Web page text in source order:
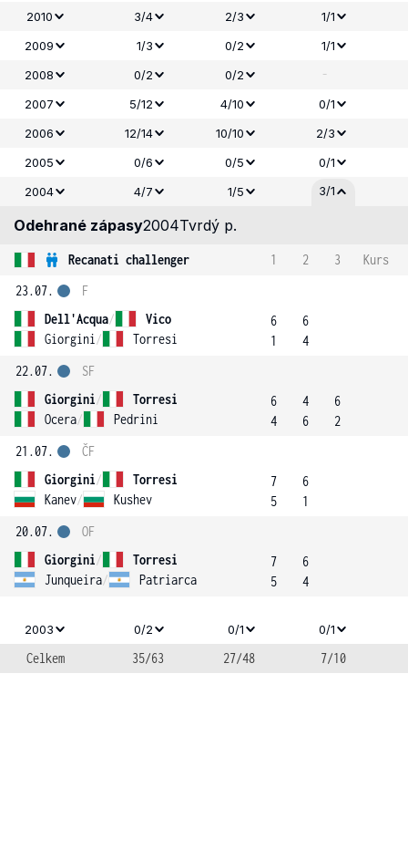
2010 3/4 2/3
1/1
2009
1/3 0/2
1/1
2008
0/2 0/2 -
2007 5/12 4/10
0/1
2006
12/14 10/10
2/3
2005
0/6 0/5
0/1
2004
4/7 1/5 3/1
Odehrané zápasy2004Tvrdý p.
Recanati challenger 1 2 3
Kurs
23.07.
Dell'Acqua/
Vico
Giorgini / Torresi
F
6
1
6
4
22.07.
Giorgini/
Torresi
Ocera/ Pedrini
SF
6
4
4
6
6
2
21.07.
Giorgini/
Torresi
Kanev/ Kushev
ČF
7
5
6
1
20.07.
Giorgini/
Torresi
Junqueira/ Patriarca
OF
7
5
6
4
2003 0/2 0/1 0/1
Celkem 35/63 27/48 7/10